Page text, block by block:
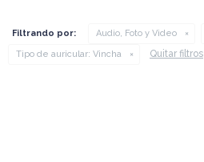
Filtrando por: Audio, Foto y Video
Tipo de auricular: Vincha Quitar filtros